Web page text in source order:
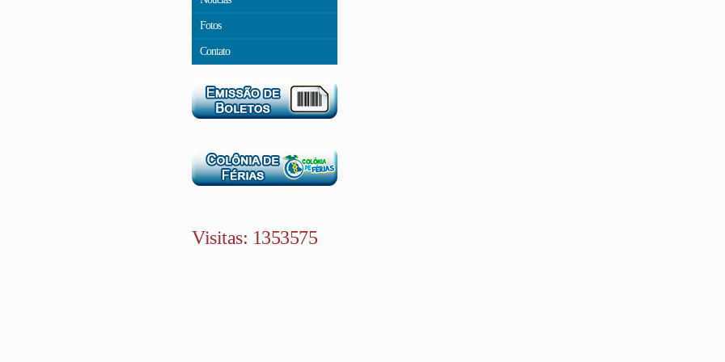
Fotos
Contato
Visitas: 1353575